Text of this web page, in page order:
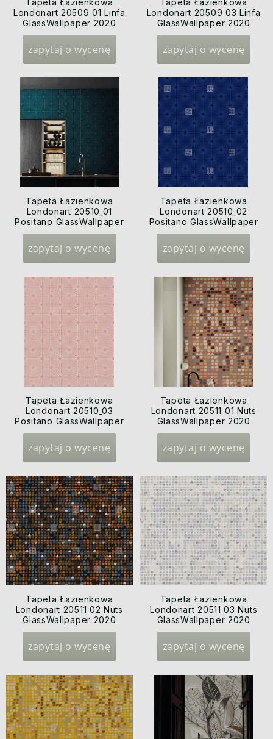
Londonart 20509 01 Linfa
GlassWallpaper 2020
zapytaj o wycenę
Londonart 20509 03 Linfa
GlassWallpaper 2020
zapytaj o wycenę
Tapeta Łazienkowa
Londonart 20510_01
Positano GlassWallpaper
2020
zapytaj o wycenę
Tapeta Łazienkowa
Londonart 20510_02
Positano GlassWallpaper
2020
zapytaj o wycenę
Tapeta Łazienkowa
Londonart 20510_03
Positano GlassWallpaper
2020
zapytaj o wycenę
Tapeta Łazienkowa
Londonart 20511 01 Nuts
GlassWallpaper 2020
zapytaj o wycenę
Tapeta Łazienkowa
Londonart 20511 02 Nuts
GlassWallpaper 2020
zapytaj o wycenę
Tapeta Łazienkowa
Londonart 20511 03 Nuts
GlassWallpaper 2020
zapytaj o wycenę